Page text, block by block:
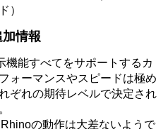
）
情報
機能すべてをサポートするカ
ォーマンスやスピードは極め
ぞれの期待レベルで決定され
の動作は大差ないようで